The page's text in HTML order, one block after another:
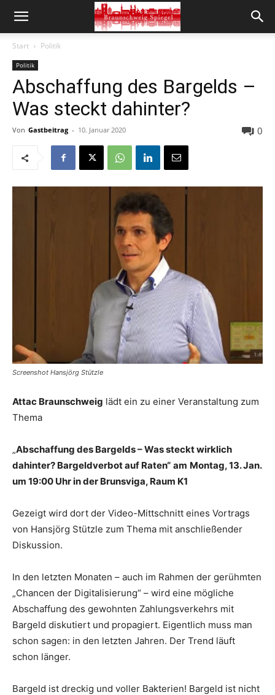
Start Politik
Politik
Abschaffung des Bargelds –
Was steckt dahinter?
Von Gastbeitrag - 10. Januar 2020 0
Screenshot Hansjörg Stützle
Attac Braunschweig lädt ein zu einer Veranstaltung zum
Thema
„Abschaffung des Bargelds – Was steckt wirklich
dahinter? Bargeldverbot auf Raten“ am Montag, 13. Jan.
um 19:00 Uhr in der Brunsviga, Raum K1
Gezeigt wird dort der Video-Mittschnitt eines Vortrags
von Hansjörg Stützle zum Thema mit anschließender
Diskussion.
In den letzten Monaten – auch im Rahmen der gerühmten
„Chancen der Digitalisierung“ – wird eine mögliche
Abschaffung des gewohnten Zahlungsverkehrs mit
Bargeld diskutiert und propagiert. Eigentlich muss man
schon sagen: in den letzten Jahren. Der Trend läuft
schon länger.
Bargeld ist dreckig und voller Bakterien! Bargeld ist nicht